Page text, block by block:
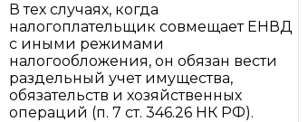
В тех случаях, когда
налогоплательщик совмещает ЕНВД
с иными режимами
налогообложения, он обязан вести
раздельный учет имущества,
обязательств и хозяйственных
операций (п. 7 ст. 346.26 НК РФ).